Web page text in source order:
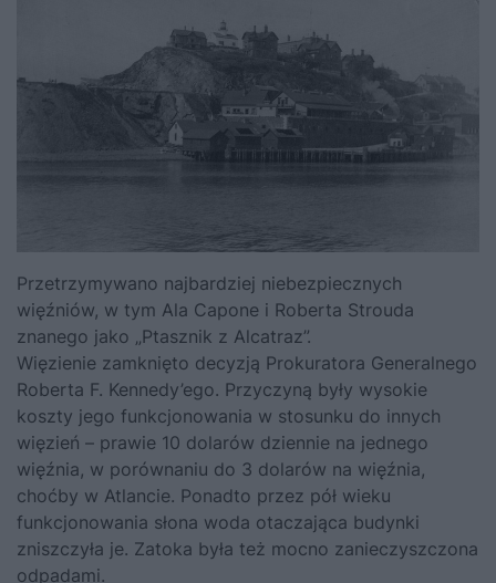
Przetrzymywano najbardziej niebezpiecznych
więźniów, w tym Ala Capone i Roberta Strouda
znanego jako „Ptasznik z Alcatraz”.
Więzienie zamknięto decyzją Prokuratora Generalnego
Roberta F. Kennedy’ego. Przyczyną były wysokie
koszty jego funkcjonowania w stosunku do innych
więzień – prawie 10 dolarów dziennie na jednego
więźnia, w porównaniu do 3 dolarów na więźnia,
choćby w Atlancie. Ponadto przez pół wieku
funkcjonowania słona woda otaczająca budynki
zniszczyła je. Zatoka była też mocno zanieczyszczona
odpadami.